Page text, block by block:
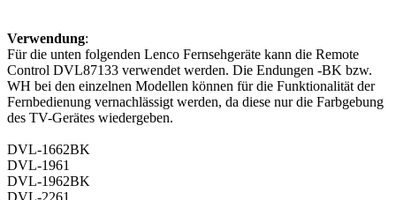
Verwendung:
Für die unten folgenden Lenco Fernsehgeräte kann die Remote
Control DVL87133 verwendet werden. Die Endungen -BK bzw.
WH bei den einzelnen Modellen können für die Funktionalität der
Fernbedienung vernachlässigt werden, da diese nur die Farbgebung
des TV-Gerätes wiedergeben.
DVL-1662BK
DVL-1961
DVL-1962BK
DVL-2261